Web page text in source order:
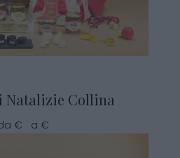
Natalizie Collina
€ a €